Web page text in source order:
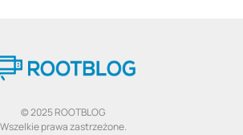
© 2025 ROOTBLOG
Wszelkie prawa zastrzeżone.